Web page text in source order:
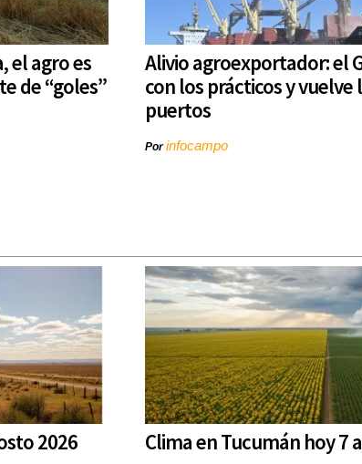
el agro es
de “goles”
Alivio agroexportador: el
con los prácticos y vuelve
puertos
Porinfocampo
2026 Clima en Tucumán hoy 7